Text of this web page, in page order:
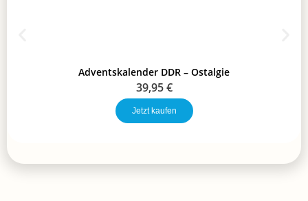
Adventskalender DDR – Ostalgie
39,95€
Jetzt kaufen